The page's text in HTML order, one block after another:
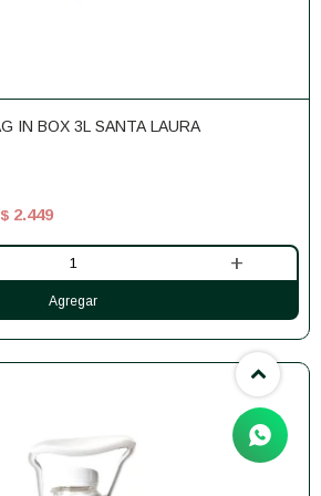
IN BOX 3L SANTA LAURA
$ 2.449
+